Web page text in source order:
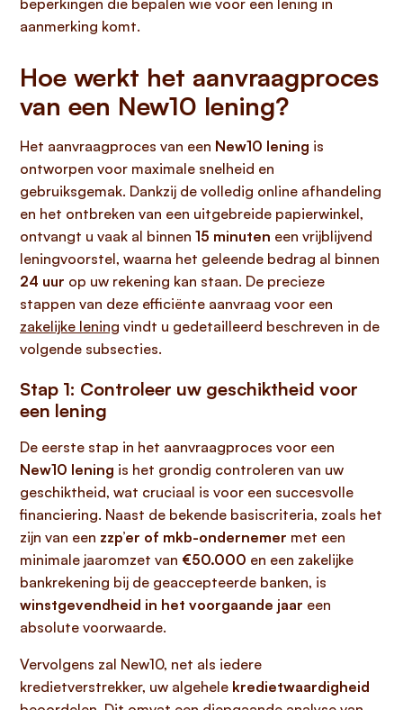
beperkingen die bepalen wie voor een lening in
aanmerking komt.
Hoe werkt het aanvraagproces
van een New10 lening?
Het aanvraagproces van een New10 lening is
ontworpen voor maximale snelheid en
gebruiksgemak. Dankzij de volledig online afhandeling
en het ontbreken van een uitgebreide papierwinkel,
ontvangt u vaak al binnen 15 minuten een vrijblijvend
leningvoorstel, waarna het geleende bedrag al binnen
24 uur op uw rekening kan staan. De precieze
stappen van deze efficiënte aanvraag voor een
zakelijke lening vindt u gedetailleerd beschreven in de
volgende subsecties.
Stap 1: Controleer uw geschiktheid voor
een lening
De eerste stap in het aanvraagproces voor een
New10 lening is het grondig controleren van uw
geschiktheid, wat cruciaal is voor een succesvolle
financiering. Naast de bekende basiscriteria, zoals het
zijn van een zzp’er of mkb-ondernemer met een
minimale jaaromzet van €50.000 en een zakelijke
bankrekening bij de geaccepteerde banken, is
winstgevendheid in het voorgaande jaar een
absolute voorwaarde.
Vervolgens zal New10, net als iedere
kredietverstrekker, uw algehele kredietwaardigheid